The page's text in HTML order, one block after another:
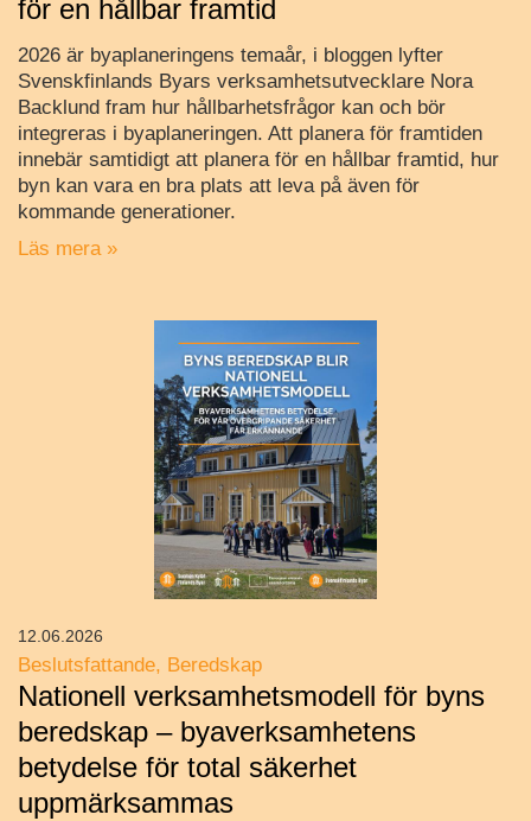
för en hållbar framtid
2026 är byaplaneringens temaår, i bloggen lyfter
Svenskfinlands Byars verksamhetsutvecklare Nora
Backlund fram hur hållbarhetsfrågor kan och bör
integreras i byaplaneringen. Att planera för framtiden
innebär samtidigt att planera för en hållbar framtid, hur
byn kan vara en bra plats att leva på även för
kommande generationer.
Läs mera »
Beslutsfattande Beredskap
Nationell verksamhetsmodell för byns
beredskap – byaverksamhetens
betydelse för total säkerhet
uppmärksammas
12.06.2026